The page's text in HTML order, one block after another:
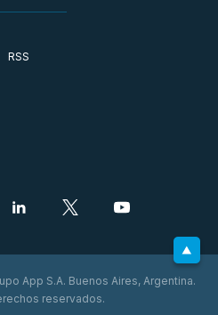
RSS
App S.A. Buenos Aires, Argentina.
reservados.